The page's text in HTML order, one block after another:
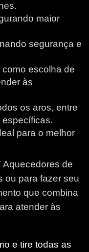
maior
segurança e
como escolha de
às
os aros, entre
para o melhor
Aquecedores de
ou para fazer seu
que combina
atender às
e tire todas as